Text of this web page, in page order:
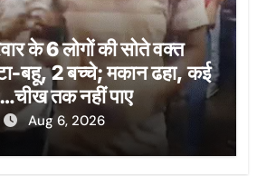
के 6 लोगों की सोते वक्त
बहू, 2 बच्चे; मकान ढहा, कई
तक नहीं पाए
Aug 6, 2026